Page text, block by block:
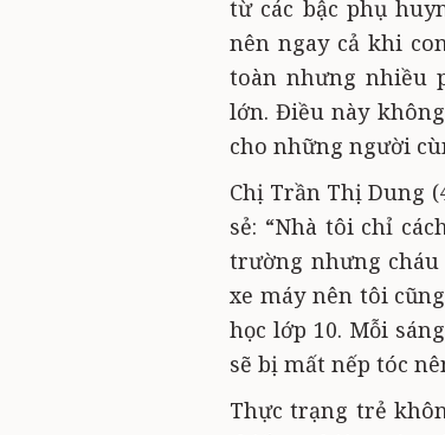
từ các bậc phụ
nên ngay cả khi
toàn nhưng nhiều
lớn. Điều này
cho những người
Chị Trần Thị Dung
sẻ: “Nhà tôi chỉ
trường nhưng cháu
xe máy nên tôi
học lớp 10. Mỗi
sẽ bị mất nếp tóc
Thực trạng trẻ